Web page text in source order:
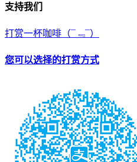
支持我们
打赏一杯咖啡 （¯﹃¯）
您可以选择的打赏方式